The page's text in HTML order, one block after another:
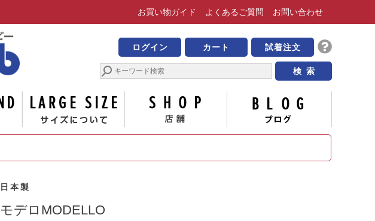
お買い物ガイド よくある ご質問 お問い合わせ
男の大きな靴の専門店 ビッグ・ビー
ログイン カート 試着注文
ハイブランド サイズについて
日本製
モデロMODELLO